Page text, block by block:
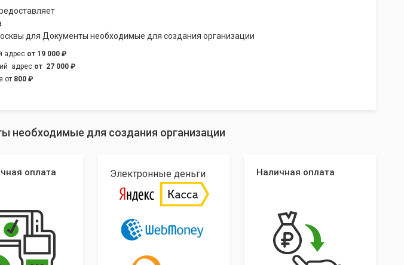
для Документы необходимые для создания организации
адрес от 19 000 ₽
адрес от 27 000 ₽
от 800 ₽
необходимые для создания организации
оплата Электронные деньги Наличная оплата